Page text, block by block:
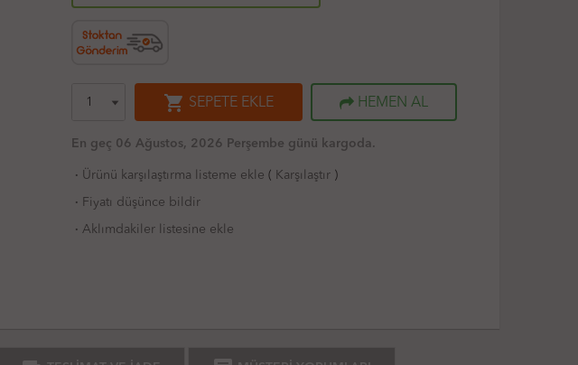
shopping_cart SEPETE EKLE HEMEN AL
En geç 06 Ağustos, 2026 Perşembe günü kargoda.
· Ürünü karşılaştırma listeme ekle ( Karşılaştır)
· Fiyatı düşünce bildir
· Aklımdakiler listesine ekle